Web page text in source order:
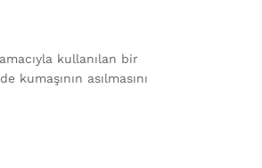
kullanılan bir
asılmasını